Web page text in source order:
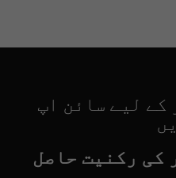
کے لیے سائن اپ
کی رکنیت حاصل